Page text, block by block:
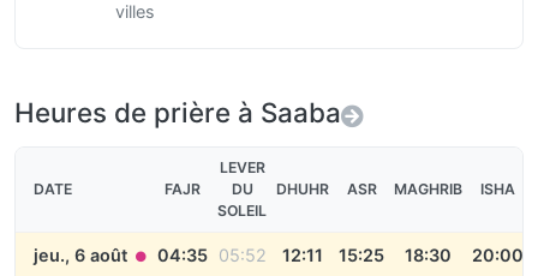
villes
Heures de prière à Saaba
DATE FAJR
LEVER
DU
SOLEIL
DHUHR ASR MAGHRIB ISHA
jeu., 6 août ● 04:35 05:52 12:11 15:25 18:30 20:00